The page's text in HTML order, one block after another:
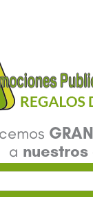
a